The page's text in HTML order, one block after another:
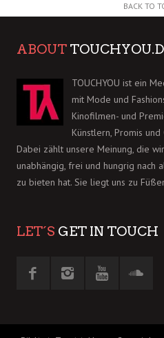
BACK TO
ABOUT
TOUCHYOU ist ein
mit Mode und
Kinofilmen- und
Künstlern, Promis und
Dabei zählt unsere Meinung, die
unabhängig, frei und hungrig nach
zu bieten hat. Sie liegt uns zu
LET´S GET IN TOUCH